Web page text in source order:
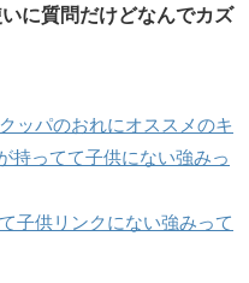
いに質問だけどなんでカズ
ッパのおれにオススメのキ
持ってて子供にない強みっ
子供リンクにない強みって